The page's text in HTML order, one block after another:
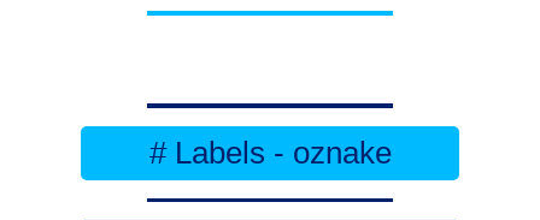
# Labels - oznake